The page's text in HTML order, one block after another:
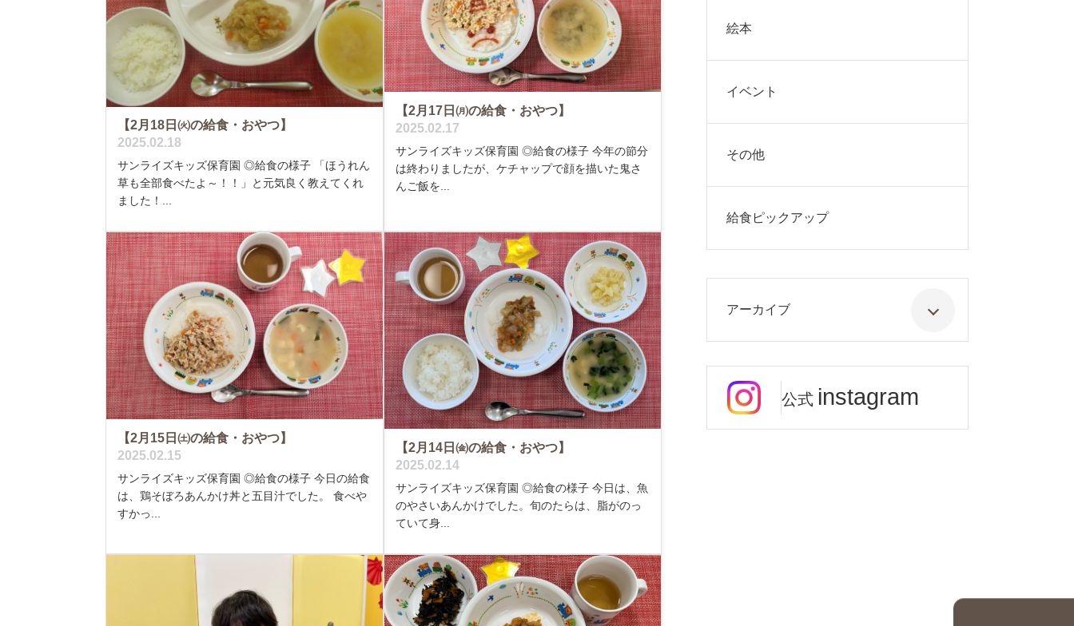
【2月18日㈫の給食・おやつ】
2025.02.18
サンライズキッズ保育園 ◎給食の様子 「ほうれん
草も全部食べたよ～！！」と元気良く教えてくれ
ました！...
【2月17日㈪の給食・おやつ】
2025.02.17
サンライズキッズ保育園 ◎給食の様子 今年の節分
は終わりましたが、ケチャップで顔を描いた鬼さ
んご飯を...
【2月15日㈯の給食・おやつ】
2025.02.15
サンライズキッズ保育園 ◎給食の様子 今日の給食
は、鶏そぼろあんかけ丼と五目汁でした。 食べや
すかっ...
【2月14日㈮の給食・おやつ】
2025.02.14
サンライズキッズ保育園 ◎給食の様子 今日は、魚
のやさいあんかけでした。旬のたらは、脂がのっ
ていて身...
絵本
イベント
その他
給食ピックアップ
アーカイブ
公式 instagram